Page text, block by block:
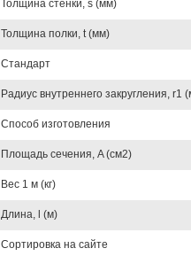
Толщина стенки, s (мм)
Толщина полки, t (мм)
Стандарт
Радиус внутреннего закругления, r1
Способ изготовления
Площадь сечения, A (см2)
Вес 1 м (кг)
Длина, l (м)
Сортировка на сайте